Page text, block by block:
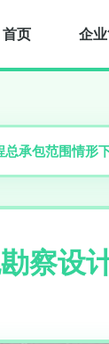
首页 企
承包范围情形
察设